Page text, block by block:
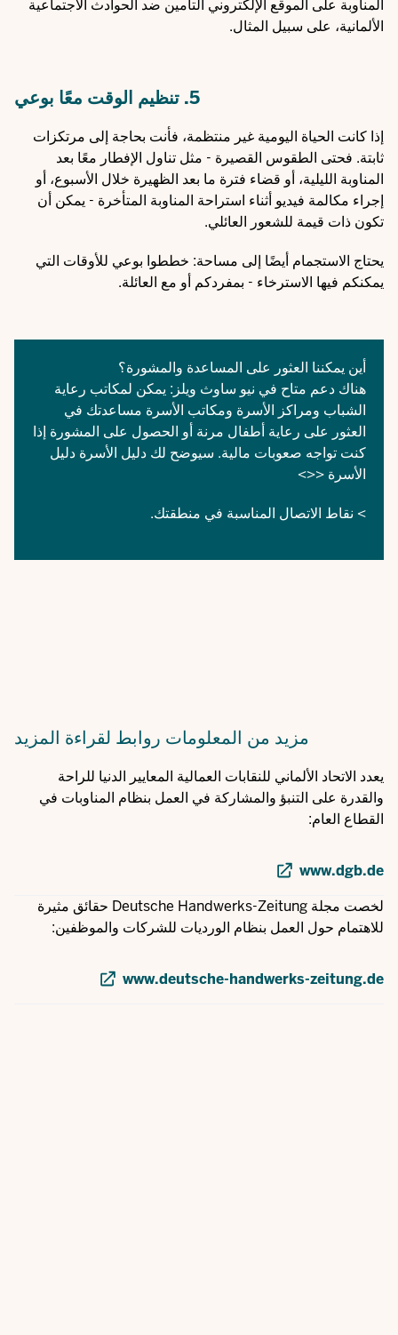
المناوبة على الموقع الإلكتروني التأمين ضد الحوادث الاجتماعية
الألمانية، على سبيل المثال.
5. تنظيم الوقت معًا بوعي
إذا كانت الحياة اليومية غير منتظمة، فأنت بحاجة إلى مرتكزات
ثابتة. فحتى الطقوس القصيرة - مثل تناول الإفطار معًا بعد
المناوبة الليلية، أو قضاء فترة ما بعد الظهيرة خلال الأسبوع، أو
إجراء مكالمة فيديو أثناء استراحة المناوبة المتأخرة - يمكن أن
تكون ذات قيمة للشعور العائلي.
يحتاج الاستجمام أيضًا إلى مساحة: خططوا بوعي للأوقات التي
يمكنكم فيها الاسترخاء - بمفردكم أو مع العائلة.
أين يمكننا العثور على المساعدة والمشورة؟
هناك دعم متاح في نيو ساوث ويلز: يمكن لمكاتب رعاية
الشباب ومراكز الأسرة ومكاتب الأسرة مساعدتك في
العثور على رعاية أطفال مرنة أو الحصول على المشورة إذا
كنت تواجه صعوبات مالية. سيوضح لك دليل الأسرة دليل
الأسرة <<>
> نقاط الاتصال المناسبة في منطقتك.
مزيد من المعلومات روابط لقراءة المزيد
يعدد الاتحاد الألماني للنقابات العمالية المعايير الدنيا للراحة
والقدرة على التنبؤ والمشاركة في العمل بنظام المناوبات في
القطاع العام:
www.dgb.de
لخصت مجلة Deutsche Handwerks-Zeitung حقائق مثيرة
للاهتمام حول العمل بنظام الورديات للشركات والموظفين:
www.deutsche-handwerks-zeitung.de